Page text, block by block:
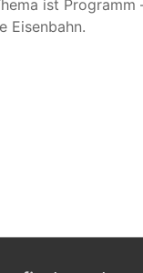
ist
Eisenbahn.